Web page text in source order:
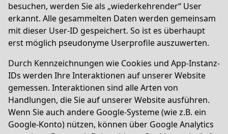
besuchen, werden Sie als „wiederkehrender“ User
erkannt. Alle gesammelten Daten werden gemeinsam
mit dieser User-ID gespeichert. So ist es überhaupt
erst möglich pseudonyme Userprofile auszuwerten.
Durch Kennzeichnungen wie Cookies und App-Instanz-
IDs werden Ihre Interaktionen auf unserer Website
gemessen. Interaktionen sind alle Arten von
Handlungen, die Sie auf unserer Website ausführen.
Wenn Sie auch andere Google-Systeme (wie z.B. ein
Google-Konto) nützen, können über Google Analytics